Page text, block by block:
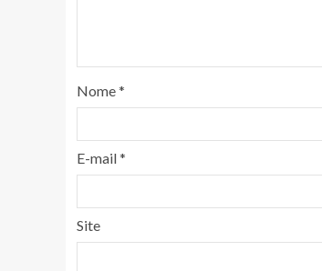
Nome*
E-mail*
Site